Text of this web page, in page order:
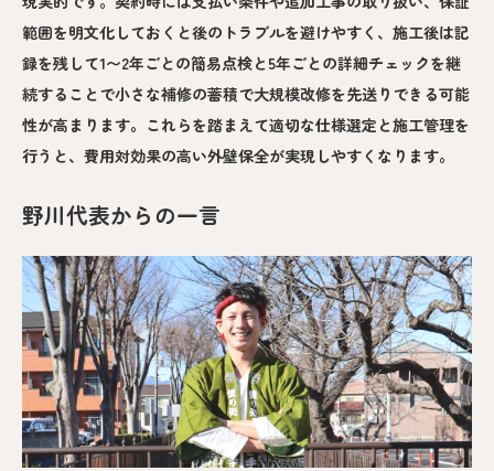
範囲を明文化しておくと後のトラブルを避けやすく、施工後は記
録を残して1〜2年ごとの簡易点検と5年ごとの詳細チェックを継
続することで小さな補修の蓄積で大規模改修を先送りできる可能
性が高まります。これらを踏まえて適切な仕様選定と施工管理を
行うと、費用対効果の高い外壁保全が実現しやすくなります。
野川代表からの一言